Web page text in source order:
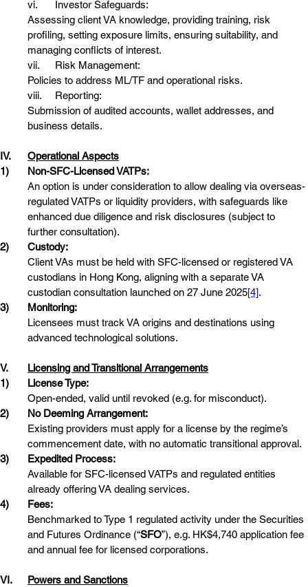
vi.	Investor Safeguards:
Assessing client VA knowledge, providing training, risk
profiling, setting exposure limits, ensuring suitability, and
managing conflicts of interest.
vii.	Risk Management:
Policies to address ML/TF and operational risks.
viii.	Reporting:
Submission of audited accounts, wallet addresses, and
business details.
Operational Aspects
1)	Non-SFC-Licensed VATPs:
An option is under consideration to allow dealing via overseas-
regulated VATPs or liquidity providers, with safeguards like
enhanced due diligence and risk disclosures (subject to
further consultation).
2)	Custody:
Client VAs must be held with SFC-licensed or registered VA
custodians in Hong Kong, aligning with a separate VA
custodian consultation launched on 27 June 2025[4].
3)	Monitoring:
Licensees must track VA origins and destinations using
advanced technological solutions.
Licensing and Transitional Arrangements
1)	License Type:
Open-ended, valid until revoked (e.g. for misconduct).
2)	No Deeming Arrangement:
Existing providers must apply for a license by the regime’s
commencement date, with no automatic transitional approval.
3)	Expedited Process:
Available for SFC-licensed VATPs and regulated entities
already offering VA dealing services.
4)	Fees:
Benchmarked to Type 1 regulated activity under the Securities
and Futures Ordinance (“SFO”), e.g. HK$4,740 application fee
and annual fee for licensed corporations.
Powers and Sanctions